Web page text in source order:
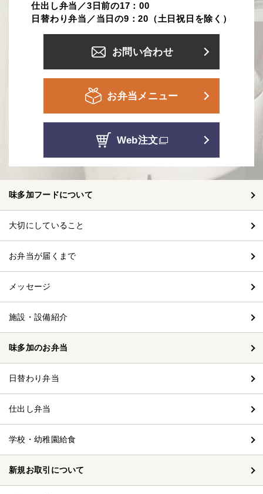
仕出し弁当／3日前の17：00
日替わり弁当／当日の9：20（土日祝日を除く）
お問い合わせ
お弁当メニュー
Web注文
味多加フードについて
大切にしていること
お弁当が届くまで
メッセージ
施設・設備紹介
味多加のお弁当
日替わり弁当
仕出し弁当
学校・幼稚園給食
新規お取引について